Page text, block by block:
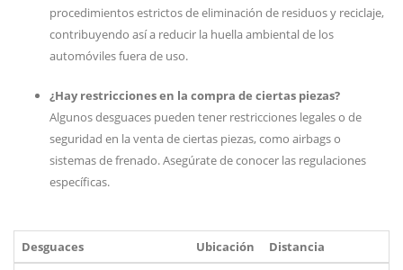
procedimientos estrictos de eliminación de residuos y reciclaje,
contribuyendo así a reducir la huella ambiental de los
automóviles fuera de uso.
¿Hay restricciones en la compra de ciertas piezas?
Algunos desguaces pueden tener restricciones legales o de
seguridad en la venta de ciertas piezas, como airbags o
sistemas de frenado. Asegúrate de conocer las regulaciones
específicas.
Desguaces Ubicación
Distancia